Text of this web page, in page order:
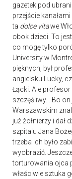
gazetek pod
przejście
ta dolce vitawe
obok dzieci. To
co mogę tylko
University w
pięknych, był
angielsku Lucky,
Łącki. Ale
szczęśliwy… Bo
Warszawskim
już żołnierzy i dał
szpitalu Jana
trzeba ich było
wyobrazić.
torturowania ojca
właściwie sztuka